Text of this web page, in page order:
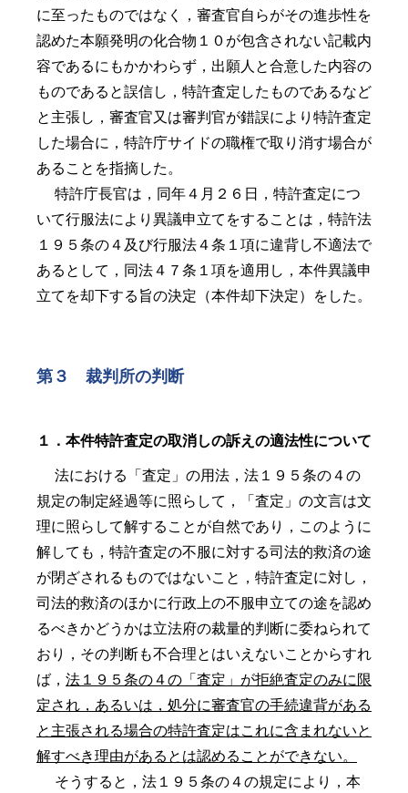
に至ったものではなく，審査官自らがその進歩性を
認めた本願発明の化合物１０が包含されない記載内
容であるにもかかわらず，出願人と合意した内容の
ものであると誤信し，特許査定したものであるなど
と主張し，審査官又は審判官が錯誤により特許査定
した場合に，特許庁サイドの職権で取り消す場合が
あることを指摘した。
特許庁長官は，同年４月２６日，特許査定につ
いて行服法により異議申立てをすることは，特許法
１９５条の４及び行服法４条１項に違背し不適法で
あるとして，同法４７条１項を適用し，本件異議申
立てを却下する旨の決定（本件却下決定）をした。
第３ 裁判所の判断
１．本件特許査定の取消しの訴えの適法性について
法における「査定」の用法，法１９５条の４の
規定の制定経過等に照らして，「査定」の文言は文
理に照らして解することが自然であり，このように
解しても，特許査定の不服に対する司法的救済の途
が閉ざされるものではないこと，特許査定に対し，
司法的救済のほかに行政上の不服申立ての途を認め
るべきかどうかは立法府の裁量的判断に委ねられて
おり，その判断も不合理とはいえないことからすれ
ば， 法１９５条の４の「査定」が拒絶査定のみに限
定され，あるいは，処分に審査官の手続違背がある
と主張される場合の特許査定はこれに含まれないと
解すべき理由があるとは認めることができない。
そうすると，法１９５条の４の規定により，本